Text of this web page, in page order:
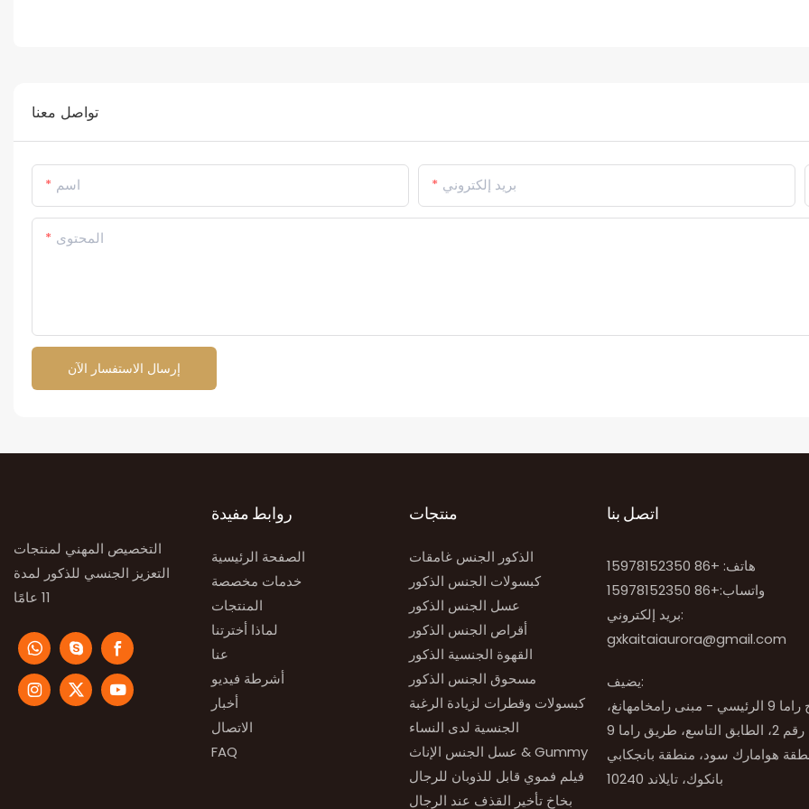
تواصل معنا
اسم بريد إلكتروني
المحتوى
إرسال الاستفسار الآن
التخصيص المهني لمنتجات
التعزيز الجنسي للذكور لمدة
11 عامًا
روابط مفيدة
الصفحة الرئيسية
خدمات مخصصة
المنتجات
لماذا أخترتنا
عنا
أشرطة فيديو
أخبار
الاتصال
FAQ
منتجات
الذكور الجنس غامقات
كبسولات الجنس الذكور
عسل الجنس الذكور
أقراص الجنس الذكور
القهوة الجنسية الذكور
مسحوق الجنس الذكور
كبسولات وقطرات لزيادة الرغبة
الجنسية لدى النساء
عسل الجنس الإناث & Gummy
فيلم فموي قابل للذوبان للرجال
بخاخ تأخير القذف عند الرجال
اتصل بنا
هاتف: +86 15978152350
واتساب:+86 15978152350
بريد إلكتروني:
gxkaitaiaurora@gmail.com
يضيف:
رقم 51، برج راما 9 الرئيسي - مبنى رامخامهانغ،
بانكوك، تايلاند 10240